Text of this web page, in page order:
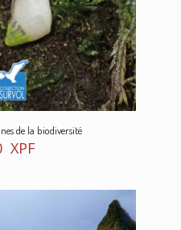
de la biodiversité
XPF